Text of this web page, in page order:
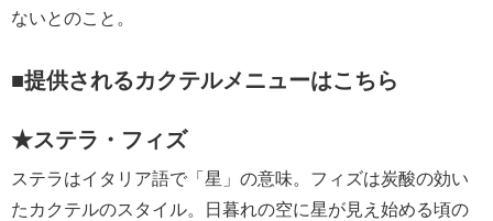
ないとのこと。
■提供されるカクテルメニューはこちら
★ステラ・フィズ
ステラはイタリア語で「星」の意味。フィズは炭酸の効い
たカクテルのスタイル。日暮れの空に星が見え始める頃の